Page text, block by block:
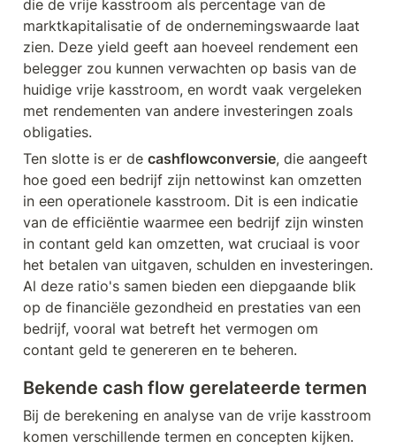
die de vrije kasstroom als percentage van de
marktkapitalisatie of de ondernemingswaarde laat
zien. Deze yield geeft aan hoeveel rendement een
belegger zou kunnen verwachten op basis van de
huidige vrije kasstroom, en wordt vaak vergeleken
met rendementen van andere investeringen zoals
obligaties.
Ten slotte is er de cashflowconversie, die aangeeft
hoe goed een bedrijf zijn nettowinst kan omzetten
in een operationele kasstroom. Dit is een indicatie
van de efficiëntie waarmee een bedrijf zijn winsten
in contant geld kan omzetten, wat cruciaal is voor
het betalen van uitgaven, schulden en investeringen.
Al deze ratio's samen bieden een diepgaande blik
op de financiële gezondheid en prestaties van een
bedrijf, vooral wat betreft het vermogen om
contant geld te genereren en te beheren.
Bekende cash flow gerelateerde termen
Bij de berekening en analyse van de vrije kasstroom
komen verschillende termen en concepten kijken.